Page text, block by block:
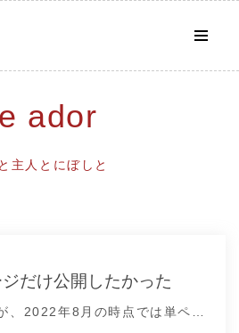
ador
主人とにぼしと
だけ公開したかった
、2022年8月の時点では単ペ…